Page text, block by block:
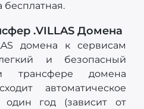
бесплатная.
.VILLAS Домена
домена к сервисам
и безопасный
трансфере домена
автоматическое
один год (зависит от